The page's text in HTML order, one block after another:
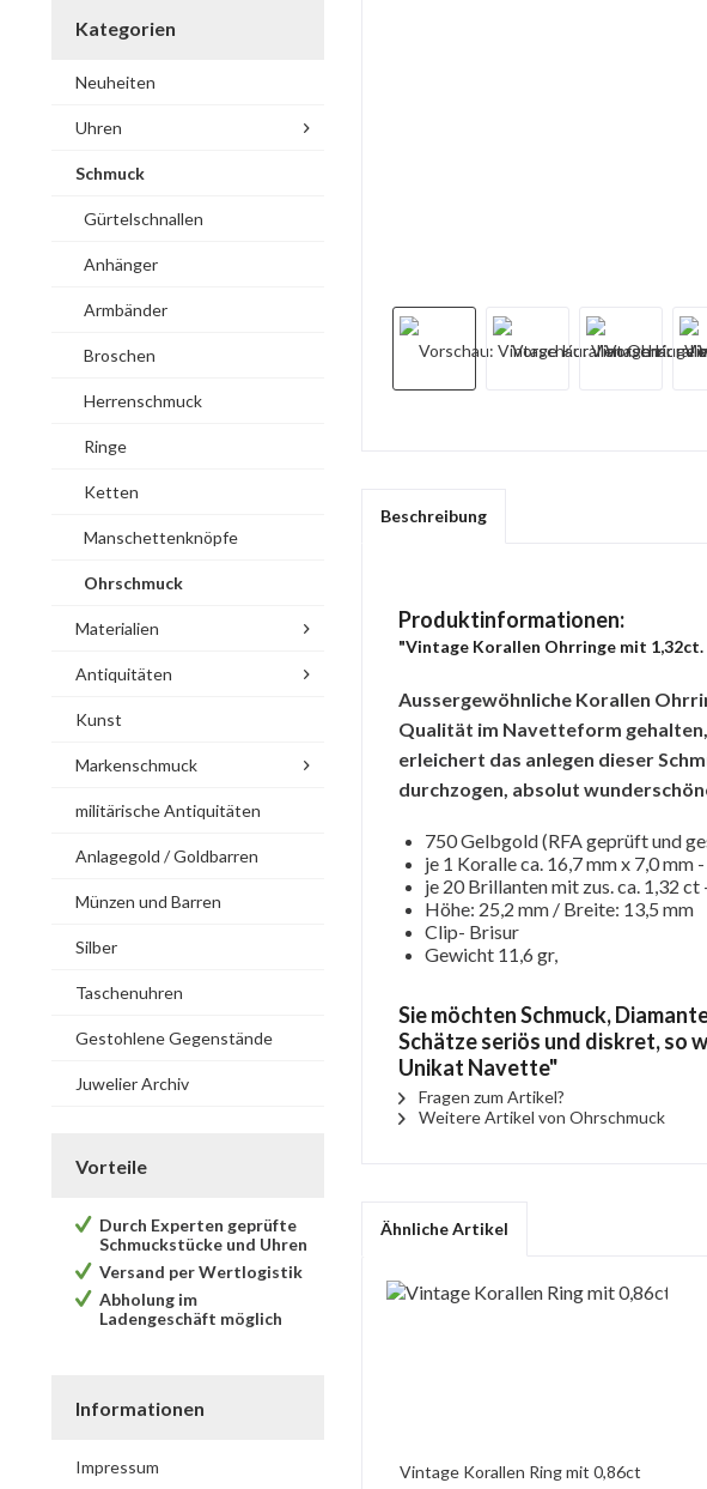
Kategorien
Neuheiten
Uhren
Schmuck
Gürtelschnallen
Anhänger
Armbänder
Broschen
Herrenschmuck
Ringe
Ketten
Manschettenknöpfe
Ohrschmuck
Materialien
Antiquitäten
Kunst
Markenschmuck
militärische Antiquitäten
Anlagegold / Goldbarren
Münzen und Barren
Silber
Taschenuhren
Gestohlene Gegenstände
Juwelier Archiv
Vorteile
Durch Experten geprüfte
Schmuckstücke und Uhren
Versand per Wertlogistik
Abholung im
Ladengeschäft möglich
Informationen
Impressum
Beschreibung
Produktinformationen:
"Vintage Korallen Ohrringe mit
Aussergewöhnliche Korallen
Qualität im Navetteform
erleichert das anlegen dieser
durchzogen, absolut
750 Gelbgold (RFA geprüft und
je 1 Koralle ca. 16,7 mm x 7,0
je 20 Brillanten mit zus. ca. 1,32
Höhe: 25,2 mm / Breite: 13,5 mm
Clip- Brisur
Gewicht 11,6 gr,
Sie möchten Schmuck,
Schätze seriös und diskret, so
Unikat Navette"
Fragen zum Artikel?
Weitere Artikel von Ohrschmuck
Ähnliche Artikel
Vintage Korallen Ring mit 0,86ct